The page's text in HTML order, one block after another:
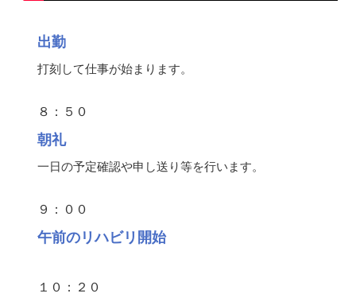
出勤
打刻して仕事が始まります。
８：５０
朝礼
一日の予定確認や申し送り等を行います。
９：００
午前のリハビリ開始
１０：２０